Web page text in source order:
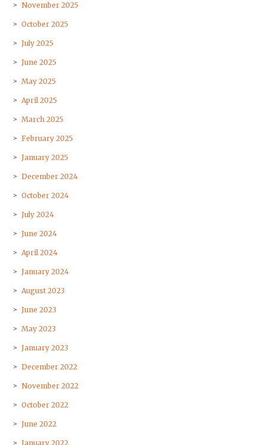
November 2025
October 2025
July 2025
June 2025
May 2025
April 2025
March 2025
February 2025
January 2025
December 2024
October 2024
July 2024
June 2024
April 2024
January 2024
August 2023
June 2023
May 2023
January 2023
December 2022
November 2022
October 2022
June 2022
January 2022